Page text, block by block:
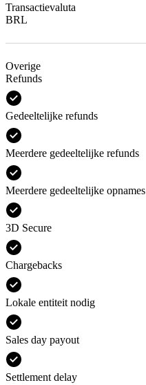
Transactievaluta
BRL
Overige
Refunds
Gedeeltelijke refunds
Meerdere gedeeltelijke refunds
Meerdere gedeeltelijke opnames
3D Secure
Chargebacks
Lokale entiteit nodig
Sales day payout
Settlement delay